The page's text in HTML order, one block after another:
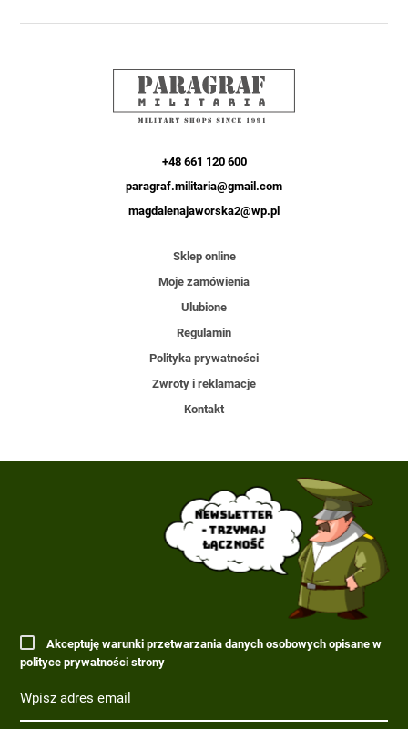
+48 661 120 600
paragraf.militaria@gmail.com
magdalenajaworska2@wp.pl
Sklep online
Moje zamówienia
Ulubione
Regulamin
Polityka prywatności
Zwroty i reklamacje
Kontakt
Akceptuję warunki przetwarzania danych osobowych opisane w
polityce prywatności strony
Newsletter
- trzymaj
łączność